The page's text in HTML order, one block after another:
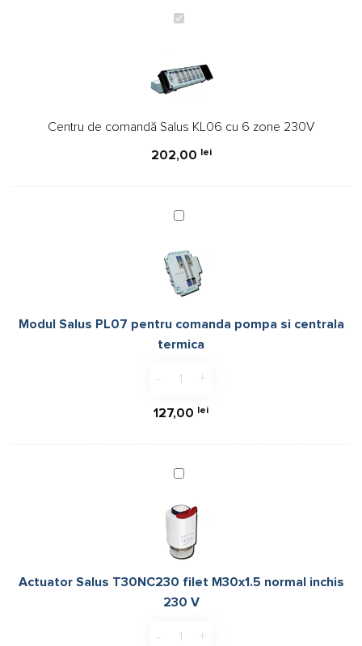
Centru
Salus
KL06
6
zone
Centru de comandă Salus KL06 cu 6 zone 230V
202,00 lei
Modul
PL07
pentru
comanda
si
centrala
Modul Salus PL07 pentru comanda pompa si centrala
termica
127,00 lei
Actuator
T30NC230
M30x1.5
inchis
230
Actuator Salus T30NC230 filet M30x1.5 normal inchis
230 V